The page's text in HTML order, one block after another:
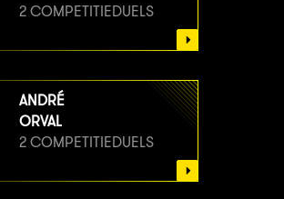
2 COMPETITIEDUELS
ANDRÉ
ORVAL
2 COMPETITIEDUELS